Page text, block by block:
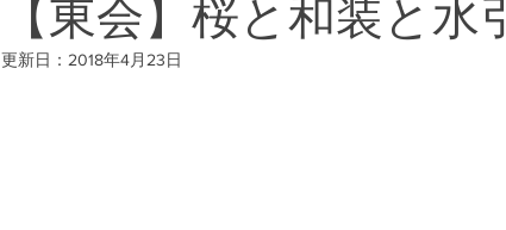
【東会】桜と和装と水引
更新日： 2018年4月23日